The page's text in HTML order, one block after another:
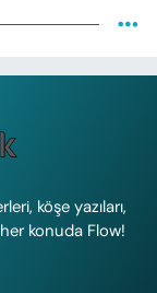
köşe yazıları,
konuda Flow!